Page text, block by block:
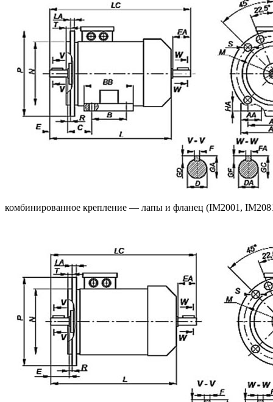
комбинированное крепление — лапы и фланец (IM2001,